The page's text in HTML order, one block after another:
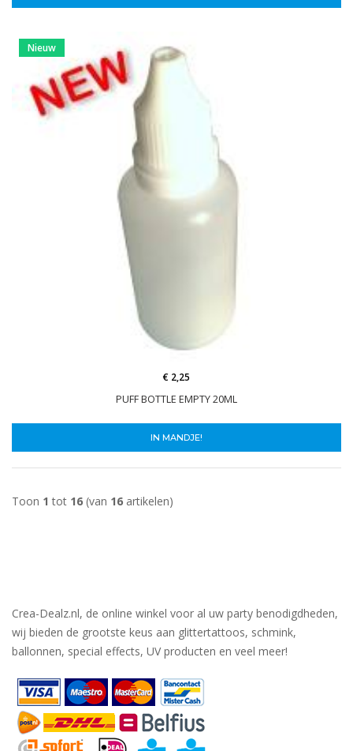
Nieuw
PUFF BOTTLE EMPTY 20ML
€ 2,25
IN MANDJE!
Toon 1 tot 16 (van 16 artikelen)
Crea-Dealz.nl, de online winkel voor al uw party benodigdheden,
wij bieden de grootste keus aan glittertattoos, schmink,
ballonnen, special effects, UV producten en veel meer!